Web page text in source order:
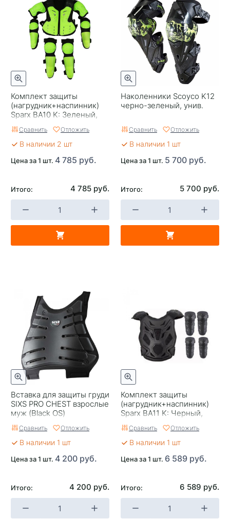
Целевая аудитория
Детская
Тип застежки
Ремешок
Российский размер
46-48
Комплект защиты
(нагрудник+наспинник)
Sparx BA10 K: Зеленый,
размер L/XL
Сравнить Отложить
В наличии 2 шт
Цена за 1 шт. 4 785 руб.
Итого: 4 785 руб.
Наколенники Scoyco K12
черно-зеленый, унив.
Сравнить Отложить
В наличии 1 шт
Цена за 1 шт. 5 700 руб.
Итого: 5 700 руб.
Вставка для защиты груди
SIXS PRO CHEST взрослые
муж (Black OS)
Сравнить Отложить
В наличии 1 шт
Цена за 1 шт. 4 200 руб.
Итого: 4 200 руб.
Комплект защиты
(нагрудник+наспинник)
Sparx BA11 K: Черный,
размер L/XL
Сравнить Отложить
В наличии 1 шт
Цена за 1 шт. 6 589 руб.
Итого: 6 589 руб.